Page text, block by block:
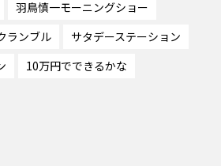
羽鳥慎一モーニングショー
ランブル
サタデーステーション
10万円でできるかな